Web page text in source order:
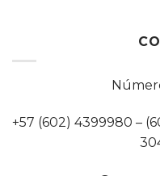
+57 (602) 4399980 –